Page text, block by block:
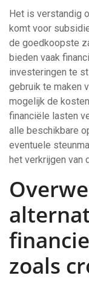
Het is verstandig
komt voor
de goedkoopste
bieden vaak
investeringen te
gebruik te maken
mogelijk de
financiële lasten
alle beschikbare
eventuele
het verkrijgen van
zoals